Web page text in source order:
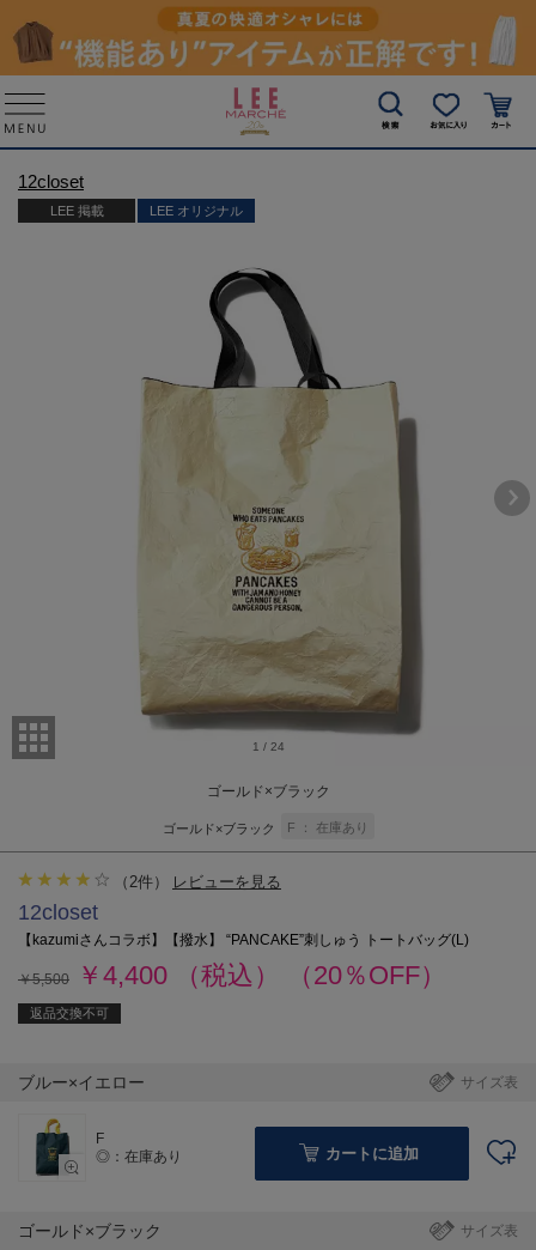
12closet
LEE 掲載 LEE オリジナル
1 / 24
ゴールド×ブラック
ゴールド×ブラック F 在庫あり
（ 2件） レビューを見る
12closet
【kazumiさんコラボ】【撥水】 “PANCAKE”刺しゅう トートバッグ(L)
￥5,500 ￥4,400 （税込） （20％OFF）
返品交換不可
サイズ表
ブルー×イエロー
F
◎：在庫あり
カートに追加
サイズ表
ゴールド×ブラック